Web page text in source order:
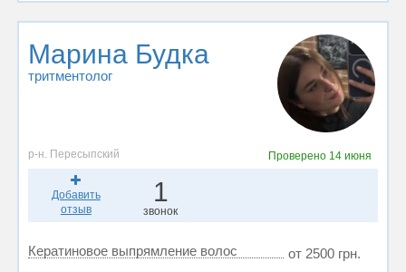
Марина Будка
тритментолог
р-н. Пересыпский Проверено 14 июня
Добавить
отзыв
1
звонок
Кератиновое выпрямление волос от 2500 грн.